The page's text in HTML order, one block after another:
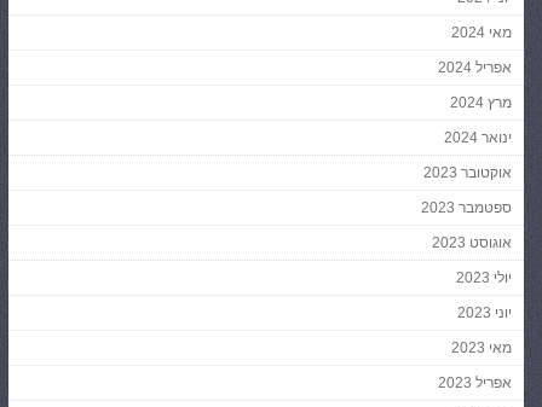
מאי 2024
אפריל 2024
מרץ 2024
ינואר 2024
אוקטובר 2023
ספטמבר 2023
אוגוסט 2023
יולי 2023
יוני 2023
מאי 2023
אפריל 2023